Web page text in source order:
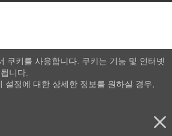
쿠키를 사용합니다. 쿠키는 기능 및 인터넷
니다.
설정에 대한 상세한 정보를 원하실 경우,